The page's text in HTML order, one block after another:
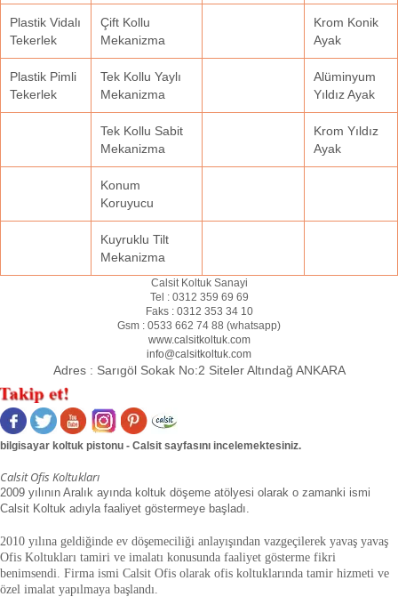
Plastik Vidalı
Tekerlek
Çift Kollu
Mekanizma
Krom Konik
Ayak
Plastik Pimli
Tekerlek
Tek Kollu Yaylı
Mekanizma
Alüminyum
Yıldız Ayak
Tek Kollu Sabit
Mekanizma
Krom Yıldız
Ayak
Konum
Koruyucu
Kuyruklu Tilt
Mekanizma
Calsit Koltuk Sanayi
Tel : 0312 359 69 69
Faks : 0312 353 34 10
Gsm : 0533 662 74 88 (whatsapp)
www.calsitkoltuk.com
info@calsitkoltuk.com
Adres : Sarıgöl Sokak No:2 Siteler Altındağ ANKARA
bilgisayar koltuk pistonu - Calsit sayfasını incelemektesiniz.
Calsit Ofis Koltukları
2009 yılının Aralık ayında koltuk döşeme atölyesi olarak o zamanki ismi
Calsit Koltuk adıyla faaliyet göstermeye başladı.
2010 yılına geldiğinde ev döşemeciliği anlayışından vazgeçilerek yavaş yavaş
Ofis Koltukları tamiri ve imalatı konusunda faaliyet gösterme fikri
benimsendi. Firma ismi Calsit Ofis olarak ofis koltuklarında tamir hizmeti ve
özel imalat yapılmaya başlandı.